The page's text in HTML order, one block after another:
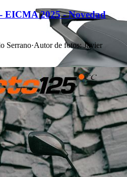
EICMA 2025 - Novedad
Serrano·Autor de fotos: Javier